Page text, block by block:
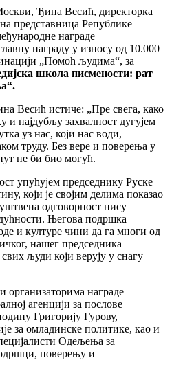
Ђина Весић, директорка
представница Републике
награде
награду у износу од 10.000
„Помоћ људима“, за
школа писмености: рат
Весић истиче: „Пре свега, како
и најдубљу захвалност дугујем
уз нас, који нас води,
труду. Без вере и поверења у
не би био могућ.
упућујем председнику Руске
који је својим делима показао
одговорност нису
Његова подршка
и културе чини да га многи од
нашег председника —
људи који верују у снагу
организаторима награде —
агенцији за послове
Григорију Гурову,
за омладинске политике, као и
Одељења за
поверењу и